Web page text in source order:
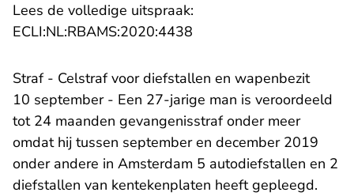
Lees de volledige uitspraak:
ECLI:NL:RBAMS:2020:4438
Straf - Celstraf voor diefstallen en wapenbezit
10 september - Een 27-jarige man is veroordeeld
tot 24 maanden gevangenisstraf onder meer
omdat hij tussen september en december 2019
onder andere in Amsterdam 5 autodiefstallen en 2
diefstallen van kentekenplaten heeft gepleegd.